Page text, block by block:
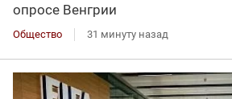
опросе Венгрии
Общество 31 минуту назад